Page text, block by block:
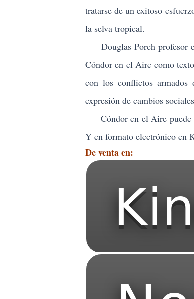
tratarse de un exitoso
la selva tropical.
Douglas Porch profesor
Cóndor en el Aire como
con los conflictos
expresión de cambios
Cóndor en el Aire puede
Y en formato electrónico en
De venta en: